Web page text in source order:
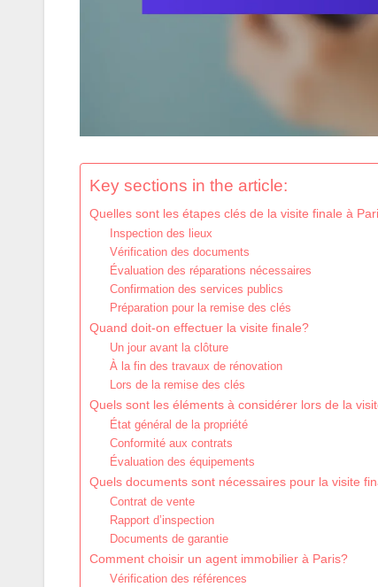
Key sections in the article:
Quelles sont les étapes clés de la visite finale à
Inspection des lieux
Vérification des documents
Évaluation des réparations nécessaires
Confirmation des services publics
Préparation pour la remise des clés
Quand doit-on effectuer la visite finale?
Un jour avant la clôture
À la fin des travaux de rénovation
Lors de la remise des clés
Quels sont les éléments à considérer lors de la
État général de la propriété
Conformité aux contrats
Évaluation des équipements
Quels documents sont nécessaires pour la visite
Contrat de vente
Rapport d’inspection
Documents de garantie
Comment choisir un agent immobilier à Paris?
Vérification des références